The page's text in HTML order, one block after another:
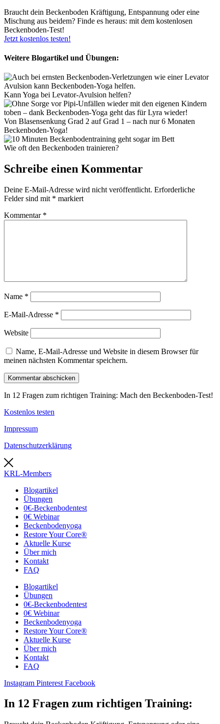
Braucht dein Beckenboden Kräftigung, Entspannung oder eine
Mischung aus beidem? Finde es heraus: mit dem kostenlosen
Beckenboden-Test!
Jetzt kostenlos testen!
Weitere Blogartikel und Übungen:
Kann Yoga bei Levator-Avulsion helfen?
Von Blasensenkung Grad 2 auf Grad 1 – nach nur 6 Monaten
Beckenboden-Yoga!
Wie oft den Beckenboden trainieren?
Schreibe einen Kommentar
Deine E-Mail-Adresse wird nicht veröffentlicht. Erforderliche
Felder sind mit * markiert
Kommentar *
Name *
E-Mail-Adresse *
Website
Name, E-Mail-Adresse und Website in diesem Browser für
meinen nächsten Kommentar speichern.
In 12 Fragen zum richtigen Training: Mach den Beckenboden-Test!
Kostenlos testen
Impressum
Datenschutzerklärung
KRL-Members
Blogartikel
Übungen
0€-Beckenbodentest
0€ Webinar
Beckenbodenyoga
Restore Your Core®
Aktuelle Kurse
Über mich
Kontakt
FAQ
Blogartikel
Übungen
0€-Beckenbodentest
0€ Webinar
Beckenbodenyoga
Restore Your Core®
Aktuelle Kurse
Über mich
Kontakt
FAQ
Instagram Pinterest Facebook
In 12 Fragen zum richtigen Training: